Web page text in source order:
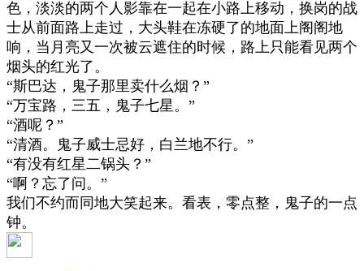
色，淡淡的两个人影靠在一起在小路上移动，换岗的战
士从前面路上走过，大头鞋在冻硬了的地面上阁阁地
响，当月亮又一次被云遮住的时候，路上只能看见两个
烟头的红光了。
“斯巴达，鬼子那里卖什么烟？ ”
“万宝路，三五，鬼子七星。 ”
“酒呢？ ”
“清酒。鬼子威士忌好，白兰地不行。 ”
“有没有红星二锅头？ ”
“啊？忘了问。 ”
我们不约而同地大笑起来。看表，零点整，鬼子的一点
钟。